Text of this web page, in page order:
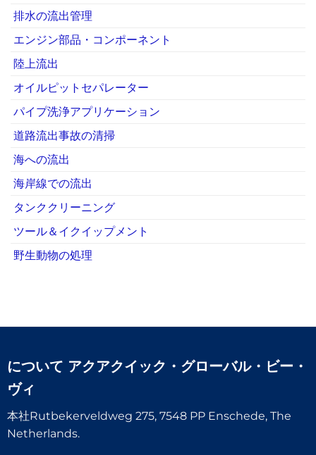
排水の流出管理
エンジン部品・コンポーネント
陸上流出
オイルピットセパレーター
パイプ洗浄アプリケーション
道路流出事故の清掃
海への流出
海岸線での流出
タンククリーニング
ツール＆イクイップメント
野生動物の処理
について アクアクイック・グローバル・ビー・
ヴィ
本社Rutbekerveldweg 275, 7548 PP Enschede, The
Netherlands.